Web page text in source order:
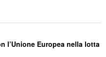
l’Unione Europea nella lotta